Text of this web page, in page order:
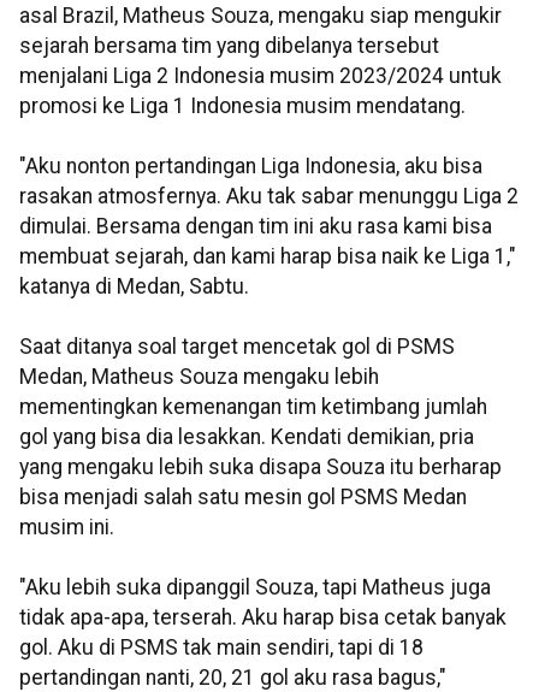
asal Brazil, Matheus Souza, mengaku siap mengukir
sejarah bersama tim yang dibelanya tersebut
menjalani Liga 2 Indonesia musim 2023/2024 untuk
promosi ke Liga 1 Indonesia musim mendatang.
"Aku nonton pertandingan Liga Indonesia, aku bisa
rasakan atmosfernya. Aku tak sabar menunggu Liga 2
dimulai. Bersama dengan tim ini aku rasa kami bisa
membuat sejarah, dan kami harap bisa naik ke Liga 1,"
katanya di Medan, Sabtu.
Saat ditanya soal target mencetak gol di PSMS
Medan, Matheus Souza mengaku lebih
mementingkan kemenangan tim ketimbang jumlah
gol yang bisa dia lesakkan. Kendati demikian, pria
yang mengaku lebih suka disapa Souza itu berharap
bisa menjadi salah satu mesin gol PSMS Medan
musim ini.
"Aku lebih suka dipanggil Souza, tapi Matheus juga
tidak apa-apa, terserah. Aku harap bisa cetak banyak
gol. Aku di PSMS tak main sendiri, tapi di 18
pertandingan nanti, 20, 21 gol aku rasa bagus,"